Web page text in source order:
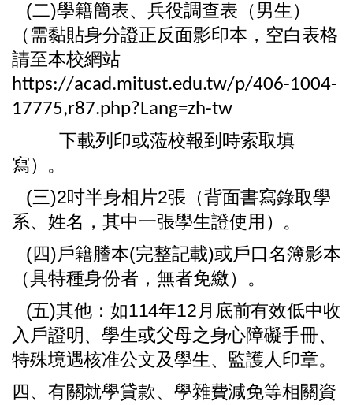
(二)學籍簡表、兵役調查表（男生）
（需黏貼身分證正反面影印本，空白表格
請至本校網站
https://acad.mitust.edu.tw/p/406-1004-
17775,r87.php?Lang=zh-tw
下載列印或蒞校報到時索取填
寫）。
(三)2吋半身相片2張（背面書寫錄取學
系、姓名，其中一張學生證使用 ）。
(四)戶籍謄本(完整記載)或戶口名簿影本
（具特種身份者，無者免繳） 。
(五)其他：如114年12月底前有效低中收
入戶證明、學生或父母之身心障礙手冊、
特殊境遇核准公文及學生、 監護人 印章。
四、有關就學貸款、學雜費減免等相關資